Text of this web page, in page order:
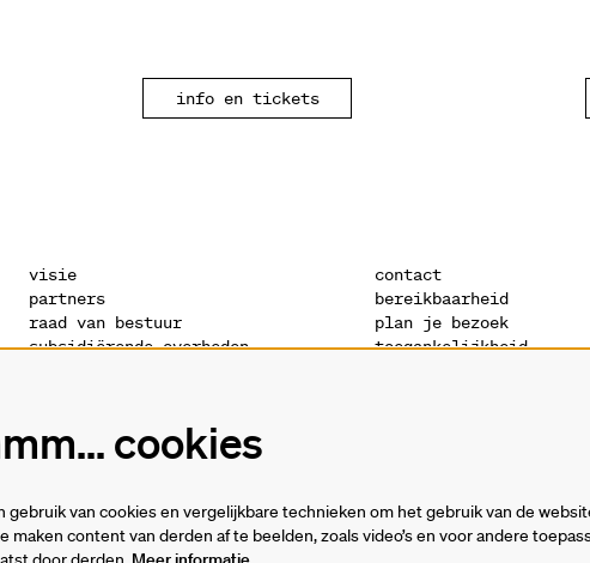
info en tickets
visie
partners
raad van bestuur
subsidiërende overheden
privacyverklaring
contact
bereikbaarheid
plan je bezoek
toegankelijkheid
cookies
gebruik van cookies en vergelijkbare technieken om het gebruik van de
maken content van derden af te beelden, zoals video’s en voor andere